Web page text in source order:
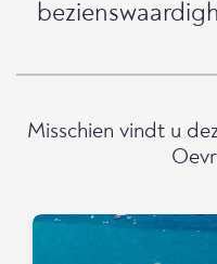
Misschien vindt u